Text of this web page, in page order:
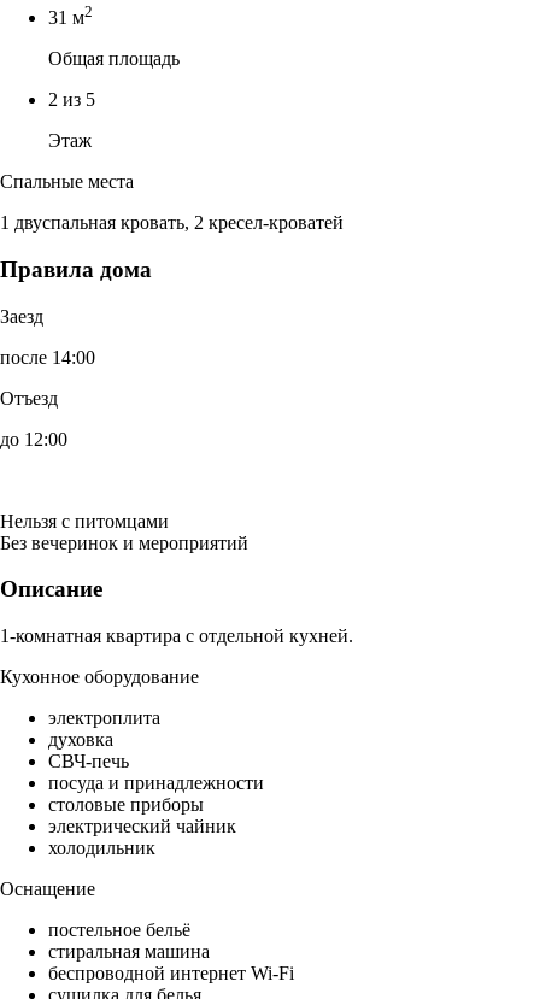
31 м2
Общая площадь
2 из 5
Этаж
Спальные места
1 двуспальная кровать, 2 кресел-кроватей
Правила дома
Заезд
после 14:00
Отъезд
до 12:00
Нельзя с питомцами
Без вечеринок и мероприятий
Описание
1-комнатная квартира с отдельной кухней.
Кухонное оборудование
электроплита
духовка
СВЧ-печь
посуда и принадлежности
столовые приборы
электрический чайник
холодильник
Оснащение
постельное бельё
стиральная машина
беспроводной интернет Wi-Fi
сушилка для белья